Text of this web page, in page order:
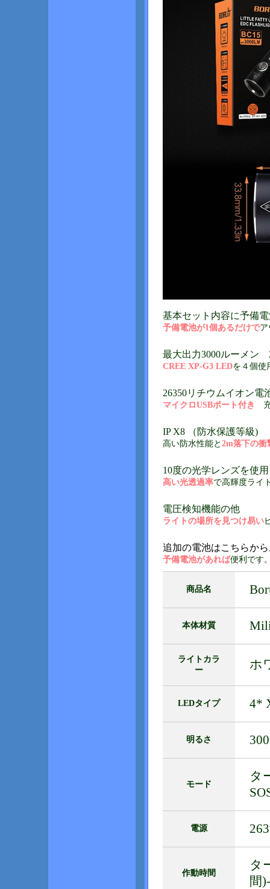
基本セット内容に予備
予備電池が1個あるだけでア
最大出力3000ルーメン
CREE XP-G3 LEDを４個使
26350リチウムイオン電
マイクロUSBポート付き 充
IP X8 （防水保護等級)
高い防水性能と 2m落下の衝
10度の光学レンズを使用
高い光透過率で高輝度ライ
電圧検知機能の他
ライトの場所を見つけ易い
追加の電池はこちらか
予備電池があれば便利です
商品名
本体材質
ライトカラ
ー
ホ
LEDタイプ 4*
明るさ
モード
タ
電源
作動時間
タ
間